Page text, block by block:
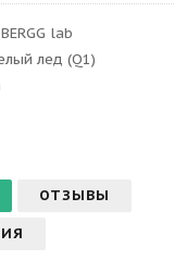
BERGG lab
лед (Q1)
ОТЗЫВЫ